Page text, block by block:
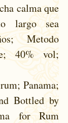
calma que
largo sea
Metodo
40% vol;
Panama;
Bottled by
for Rum